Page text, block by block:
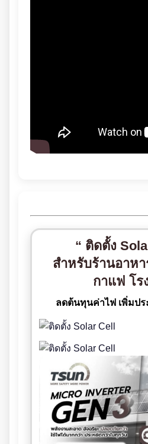
“ ติดตั้ง
สำหรับร้านอาห
กาแฟ โร
ลดต้นทุนค่าไฟ เพิ่มป